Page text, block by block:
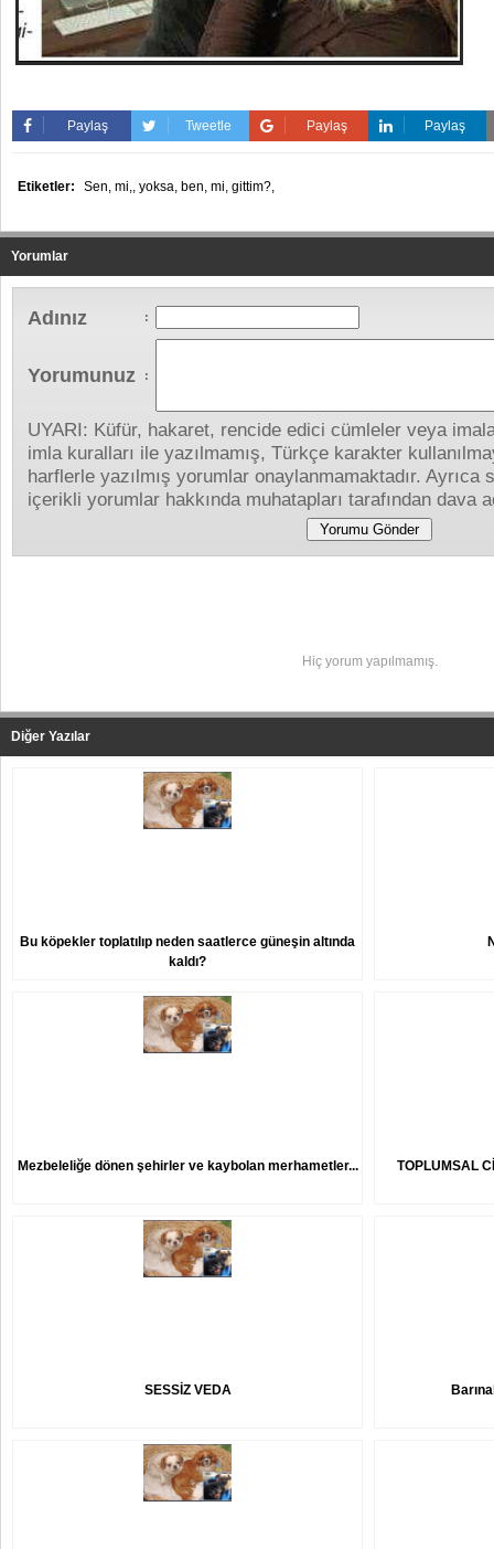
Paylaş Tweetle Paylaş Paylaş
Etiketler: Sen, mi,, yoksa, ben, mi, gittim?,
Yorumlar
Adınız :
Yorumunuz :
UYARI: Küfür, hakaret, rencide edici cümleler veya
imla kuralları ile yazılmamış, Türkçe karakter
harflerle yazılmış yorumlar onaylanmamaktadır.
içerikli yorumlar hakkında muhatapları tarafından dava
Hiç yorum yapılmamış.
Diğer Yazılar
Bu köpekler toplatılıp neden saatlerce güneşin altında
kaldı?
Mezbeleliğe dönen şehirler ve kaybolan merhametler... TOPLUMSAL
SESSİZ VEDA